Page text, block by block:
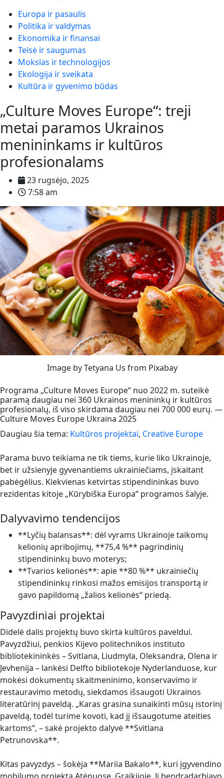
Europa ir pasaulis
Politika ir valdymas
Ekonomika ir finansai
Teisė ir saugumas
Mokslas ir technologijos
Ekologija ir sveikata
Kultūra ir gyvenimo būdas
„Culture Moves Europe“: treji
metai paramos Ukrainos
menininkams ir kultūros
profesionalams
23 rugsėjo, 2025
7:58 am
Image by Tetyana Us from Pixabay
Programa „Culture Moves Europe“ nuo 2022 m. suteikė
paramą daugiau nei 360 Ukrainos menininkų ir kultūros
profesionalų, iš viso skirdama daugiau nei 700 000 eurų. —
Culture Moves Europe Ukraina 2025
Daugiau šia tema: Kultūros projektai, Creative Europe
Parama buvo teikiama ne tik tiems, kurie liko Ukrainoje,
bet ir užsienyje gyvenantiems ukrainiečiams, įskaitant
pabėgėlius. Kiekvienas ketvirtas stipendininkas buvo
rezidentas kitoje „Kūrybiška Europa“ programos šalyje.
Dalyvavimo tendencijos
**Lyčių balansas**: dėl vyrams Ukrainoje taikomų
kelionių apribojimų, **75,4 %** pagrindinių
stipendininkų buvo moterys;
**Tvarios kelionės**: apie **80 %** ukrainiečių
stipendininkų rinkosi mažos emisijos transportą ir
gavo papildomą „žalios kelionės“ priedą.
Pavyzdiniai projektai
Didelė dalis projektų buvo skirta kultūros paveldui.
Pavyzdžiui, penkios Kijevo politechnikos instituto
bibliotekininkės – Svitlana, Liudmyla, Oleksandra, Olena ir
Jevhenija – lankėsi Delfto bibliotekoje Nyderlanduose, kur
mokėsi dokumentų skaitmeninimo, konservavimo ir
restauravimo metodų, siekdamos išsaugoti Ukrainos
literatūrinį paveldą. „Karas grasina sunaikinti mūsų istorinį
paveldą, todėl turime kovoti, kad jį išsaugotume ateities
kartoms“, – sakė projekto dalyvė **Svitlana
Petrunovska**.
Kitas pavyzdys – šokėja **Mariia Bakalo**, kuri įgyvendino